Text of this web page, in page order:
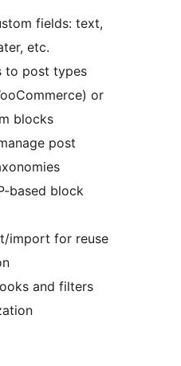
fields: text,
etc.
to post types
or
blocks
post
based block
import for reuse
and filters